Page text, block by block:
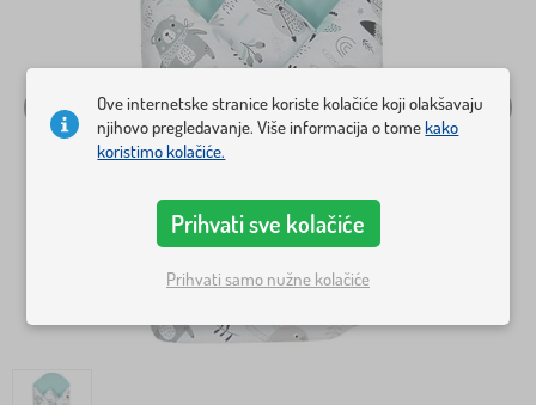
Ove internetske stranice koriste kolačiće koji olakšavaju
njihovo pregledavanje. Više informacija o tomekako
koristimo kolačiće.
Prihvati sve kolačiće
Prihvati samo nužne kolačiće